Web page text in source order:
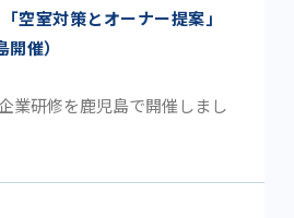
空室対策とオーナー提案」
催）
業研修を鹿児島で開催しまし